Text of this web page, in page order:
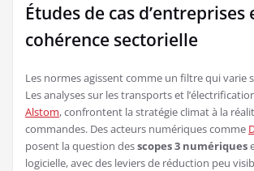
Études de cas d’entreprises
cohérence sectorielle
Les normes agissent comme un filtre qui varie
Les analyses sur les transports et
Alstom, confrontent la stratégie climat à la
commandes. Des acteurs numériques comme
posent la question desscopes 3 numériques
logicielle, avec des leviers de réduction peu